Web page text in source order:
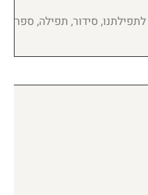
סידור, תפילה, ספר